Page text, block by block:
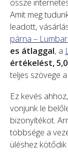
Amit meg
leadott,
párna –
es átlaggal, a
értékelést,
teljes szövege
Ez kevés
vonjunk le
bizonyítékot.
többsége a
üléshez